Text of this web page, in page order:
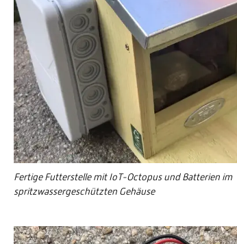
Fertige Futterstelle mit IoT-Octopus und Batterien im
spritzwassergeschützten Gehäuse